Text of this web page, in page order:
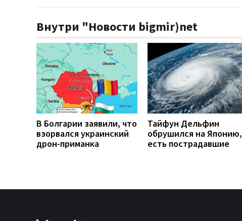
Внутри "Новости bigmir)net
В Болгарии заявили, что
взорвался украинский
дрон-приманка
Тайфун Дельфин
обрушился на Японию,
есть пострадавшие